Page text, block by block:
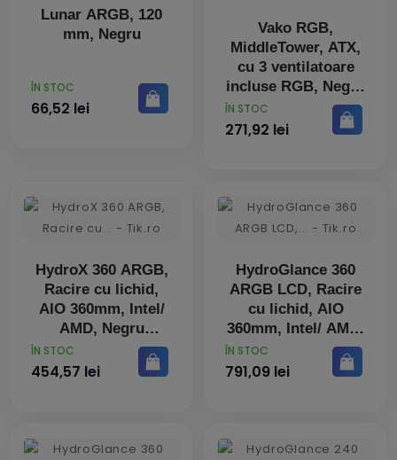
Lunar ARGB, 120
mm, Negru
PRET
ÎN STOC
66,52 lei
Vako RGB,
MiddleTower, ATX,
cu 3 ventilatoare
incluse RGB, Negru
PRET
ÎN STOC
271,92 lei
HydroX 360 ARGB,
Racire cu lichid,
AIO 360mm, Intel/
AMD, Negru
PRET
ÎN STOC
454,57 lei
HydroGlance 360
ARGB LCD, Racire
cu lichid, AIO
360mm, Intel/ AMD,
PRET
ÎN STOC
791,09 lei